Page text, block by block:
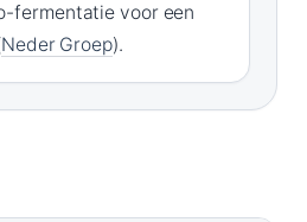
fermentatie voor een
Neder Groep).